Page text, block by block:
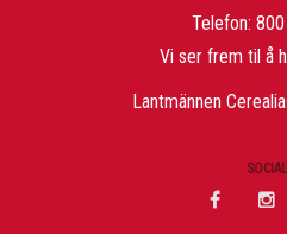
Telefon:
Vi ser frem til å
Lantmännen
SOCIAL